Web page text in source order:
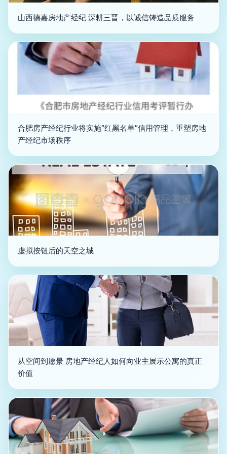
山西德嘉房地产经纪 深耕三晋，以诚信铸造品质服务
合肥房产经纪行业将实施“红黑名单”信用管理，重塑房地
产经纪市场秩序
虚拟按钮后的天空之城
从空间到愿景 房地产经纪人如何向业主展示公寓的真正
价值